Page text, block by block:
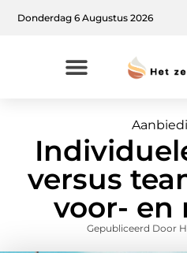
Donderdag 6 Augustus 2026
versus
voor- en
Gepubliceerd Door